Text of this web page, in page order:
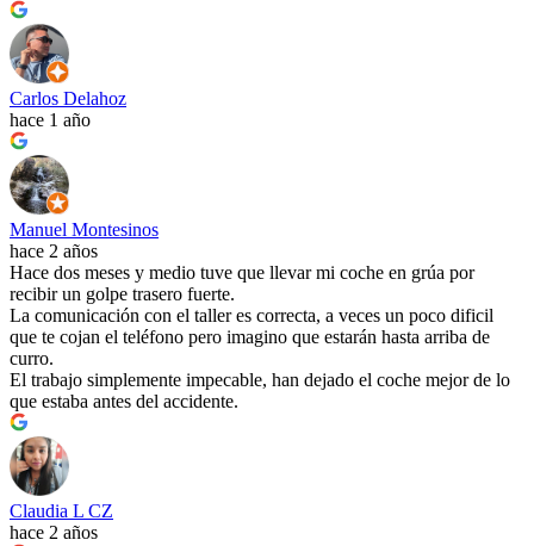
Carlos Delahoz
hace 1 año
Manuel Montesinos
hace 2 años
Hace dos meses y medio tuve que llevar mi coche en grúa por
recibir un golpe trasero fuerte.
La comunicación con el taller es correcta, a veces un poco dificil
que te cojan el teléfono pero imagino que estarán hasta arriba de
curro.
El trabajo simplemente impecable, han dejado el coche mejor de lo
que estaba antes del accidente.
Claudia L CZ
hace 2 años